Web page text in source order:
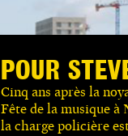
POUR
Cinq ans après la
Fête de la musique
la charge policière